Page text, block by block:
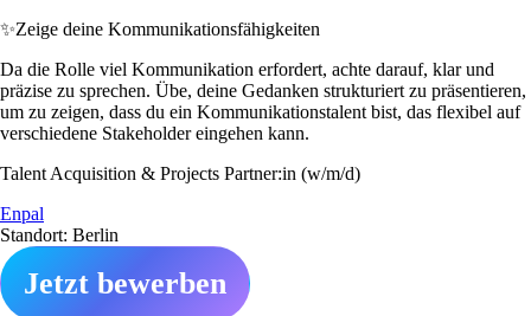
✨Zeige deine Kommunikationsfähigkeiten
Da die Rolle viel Kommunikation erfordert, achte darauf, klar und
präzise zu sprechen. Übe, deine Gedanken strukturiert zu präsentieren,
um zu zeigen, dass du ein Kommunikationstalent bist, das flexibel auf
verschiedene Stakeholder eingehen kann.
Talent Acquisition & Projects Partner:in (w/m/d)
Enpal
Standort: Berlin
Jetzt bewerben